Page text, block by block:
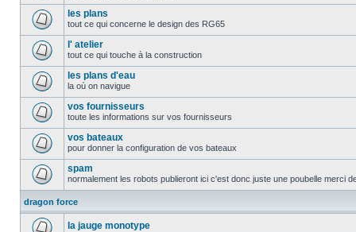
les plans
tout ce qui concerne le design des RG65
l' atelier
tout ce qui touche à la construction
les plans d'eau
la où on navigue
vos fournisseurs
toute les informations sur vos fournisseurs
vos bateaux
pour donner la configuration de vos bateaux
spam
normalement les robots publieront ici c'est donc juste une poubelle merci
dragon force
la jauge monotype